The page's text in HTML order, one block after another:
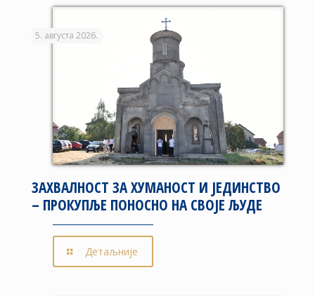
5. августа 2026.
ЗАХВАЛНОСТ ЗА ХУМАНОСТ И ЈЕДИНСТВО
– ПРОКУПЉЕ ПОНОСНО НА СВОЈЕ ЉУДЕ
Детаљније